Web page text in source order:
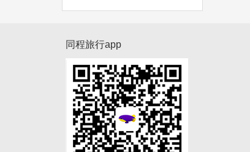
同程旅行app